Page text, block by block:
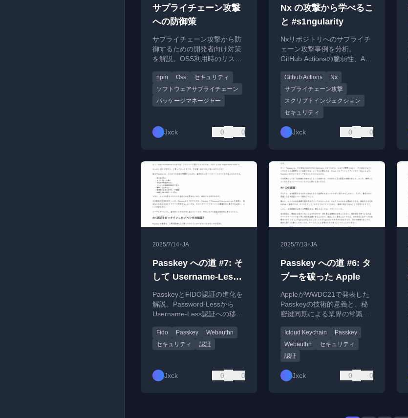
サプライチェーン攻撃
への防御策
サプライチェーン攻撃から防
御するための開発者向け対策
を解説。OSS利用時のリスク
重要性について考察。
npm Oss
セキュリティ
ソフトウェアサプライチェーン
パッケージマネージャー
Jxck 0 0
Nx の攻撃から学べるこ
と #s1ngularity
Nxリポジトリへのサプライチ
ェーン攻撃事例を分析。
GitHub Actionsの脆弱性、AI
について解説。
Github Actions
Nx
サプライチェーン攻撃
スクリプトインジェクション
セキュリティ
Jxck 0 0
2025/7/14•JA
Passkey への道 #7: そ
して Username-Less
へ
PasskeyとFIDO認証の進化を
解説。Password-Lessから
Username-Less認証への移行
リティ上の利点について詳し
く説明します。
Fido Passkey
Webauthn
セキュリティ
認証
Jxck 0 0
2025/7/13•JA
Passkey への道 #6: タ
ブーを破った Apple
AppleがWWDC21で発表した
Passkeyの技術的意義と、秘
密鍵同期による業界の常識破
も含む。
Icloud Keychain
Passkey
Webauthn
セキュリティ
認証
Jxck 0 0